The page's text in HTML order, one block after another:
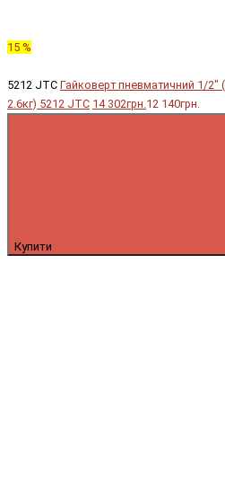
15 %
5212 JTC Гайковерт пневматичний 1/
2.6кг) 5212 JTC 14 302грн.12 140грн.
Купити